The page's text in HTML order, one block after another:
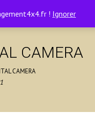
! Ignorer
CAMERA
CAMERA